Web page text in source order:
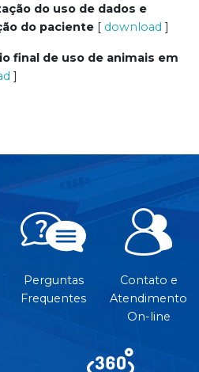
do uso de dados e
do paciente [ download ]
final de uso de animais em
]
Perguntas
Frequentes
Contato e
Atendimento
On-line